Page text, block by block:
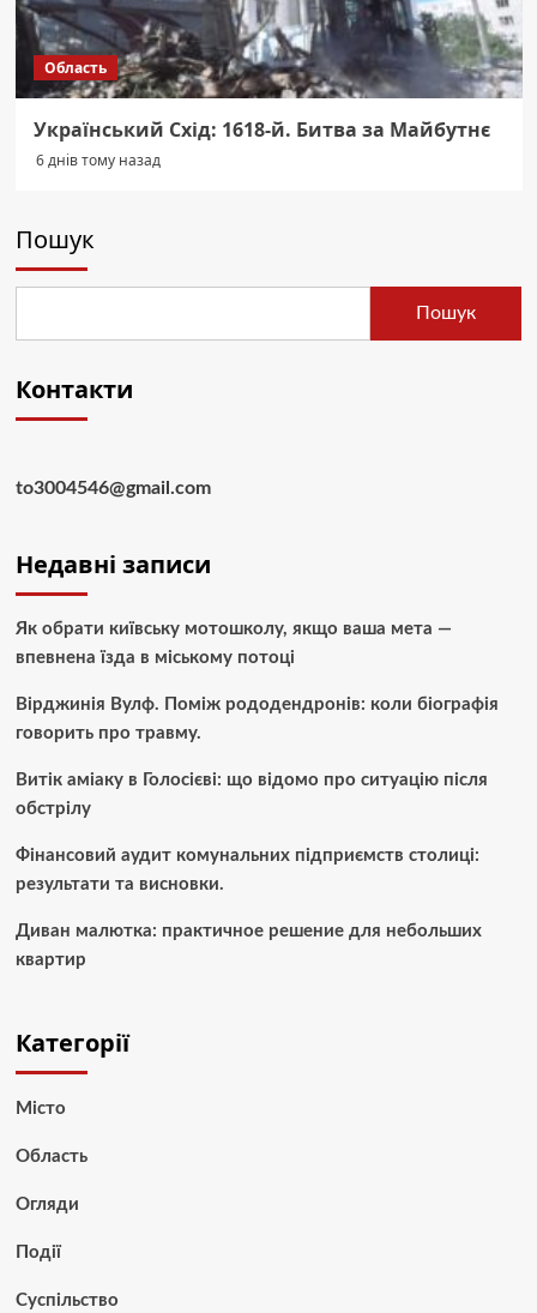
Область
Український Схід: 1618-й. Битва за Майбутнє
6 днів тому назад
Пошук
Пошук
Контакти
to3004546@gmail.com
Недавні записи
Як обрати київську мотошколу, якщо ваша мета —
впевнена їзда в міському потоці
Вірджинія Вулф. Поміж рододендронів: коли біографія
говорить про травму.
Витік аміаку в Голосієві: що відомо про ситуацію після
обстрілу
Фінансовий аудит комунальних підприємств столиці:
результати та висновки.
Диван малютка: практичное решение для небольших
квартир
Категорії
Місто
Область
Огляди
Події
Суспільство